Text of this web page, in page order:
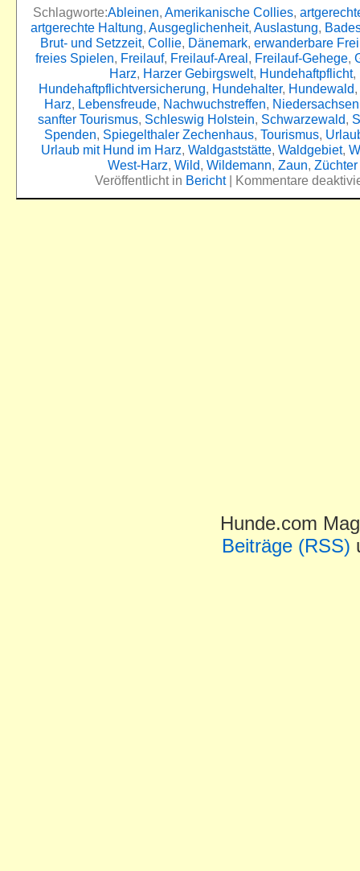
Schlagworte:Ableinen, Amerikanische Collies,
artgerechte Haltung, Ausgeglichenheit, Auslastung,
Brut- und Setzzeit, Collie, Dänemark, erwanderbare
freies Spielen, Freilauf, Freilauf-Areal, Freilauf-Gehege,
Harz, Harzer Gebirgswelt, Hundehaftpflicht,
Hundehaftpflichtversicherung, Hundehalter, Hundewald,
Harz, Lebensfreude, Nachwuchstreffen, Niedersachsen
sanfter Tourismus, Schleswig Holstein, Schwarzewald,
Spenden, Spiegelthaler Zechenhaus, Tourismus,
Urlaub mit Hund im Harz, Waldgaststätte, Waldgebiet,
West-Harz, Wild, Wildemann, Zaun, Züchter
Veröffentlicht in Bericht| Kommentare
Hunde.com
Beiträge (RSS)